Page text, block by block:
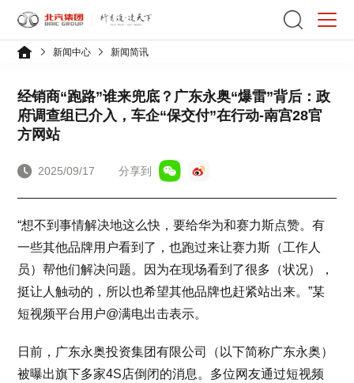
新闻中心 新闻简讯
经销商“跑路”谁来兜底？广东永奥“爆雷”背后：政
府调查组已介入，车企“保交付”在行动-南宫28官
方网站
2025/09/17 分享到
“想不到事情解决地这么快，要给华为和赛力斯点赞。有
一些其他品牌用户看到了，也跑过来让赛力斯（工作人
员）帮他们解决问题。因为在现场看到了很多（状况），
挺让人触动的，所以也希望其他品牌也赶紧站出来。”某
短视频平台用户@满电出击表示。
日前，广东永奥投资集团有限公司（以下简称广东永奥）
被曝出旗下多家4S店倒闭的消息。多位网友通过短视频